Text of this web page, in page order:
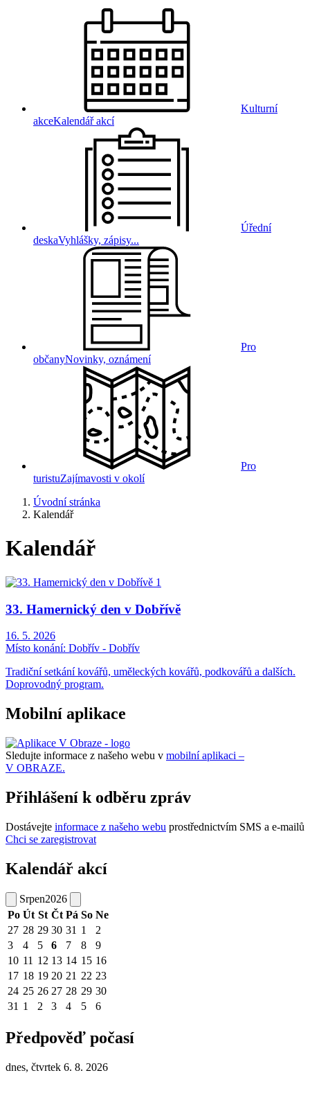
Kulturní
akceKalendář akcí
Úřední
deskaVyhlášky, zápisy...
Pro
občanyNovinky, oznámení
Pro
turistuZajímavosti v okolí
Úvodní stránka
Kalendář
Kalendář
33. Hamernický den v Dobřívě
16. 5. 2026
Místo konání: Dobřív - Dobřív
Tradiční setkání kovářů, uměleckých kovářů, podkovářů a dalších.
Doprovodný program.
Mobilní aplikace
Sledujte informace z našeho webu v mobilní aplikaci –
V OBRAZE.
Přihlášení k odběru zpráv
Dostávejte informace z našeho webu prostřednictvím SMS a e-mailů
Chci se zaregistrovat
Kalendář akcí
Srpen2026
Po Út St Čt Pá So Ne
27 28 29 30 31 1
2
3
4 5 6 7 8
9
10 11 12 13 14 15 16
17 18 19 20 21 22 23
24 25 26 27 28 29 30
31 1 2 3 4 5 6
Předpověď počasí
dnes, čtvrtek 6. 8. 2026